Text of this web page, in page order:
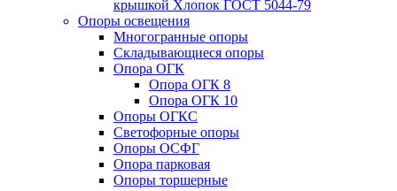
крышкой Хлопок ГОСТ 5044-79
Опоры освещения
Многогранные опоры
Складывающиеся опоры
Опора ОГК
Опора ОГК 8
Опора ОГК 10
Опоры ОГКС
Светофорные опоры
Опоры ОСФГ
Опора парковая
Опоры торшерные